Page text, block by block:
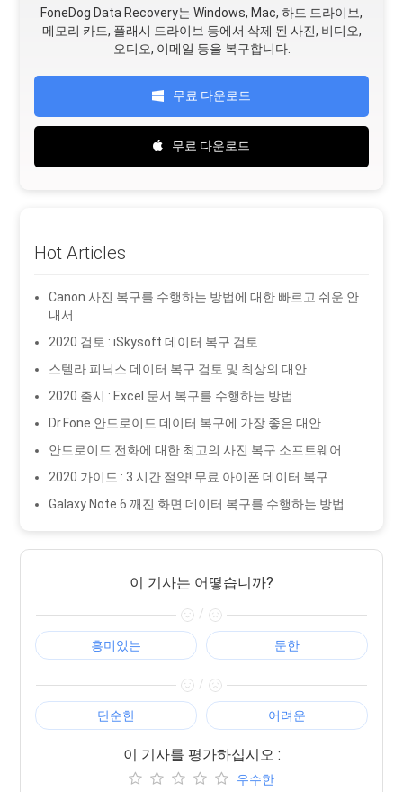
FoneDog Data Recovery는 Windows, Mac, 하드 드라이브,
메모리 카드, 플래시 드라이브 등에서 삭제 된 사진, 비디오,
오디오, 이메일 등을 복구합니다.
무료 다운로드
무료 다운로드
Hot Articles
Canon 사진 복구를 수행하는 방법에 대한 빠르고 쉬운 안
내서
2020 검토 : iSkysoft 데이터 복구 검토
스텔라 피닉스 데이터 복구 검토 및 최상의 대안
2020 출시 : Excel 문서 복구를 수행하는 방법
Dr.Fone 안드로이드 데이터 복구에 가장 좋은 대안
안드로이드 전화에 대한 최고의 사진 복구 소프트웨어
2020 가이드 : 3 시간 절약! 무료 아이폰 데이터 복구
Galaxy Note 6 깨진 화면 데이터 복구를 수행하는 방법
이 기사는 어떻습니까?
/
흥미있는 둔한
/
단순한 어려운
이 기사를 평가하십시오 :
우수한